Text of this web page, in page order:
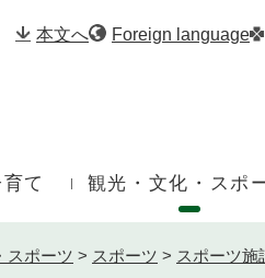
本文へ Foreign language
て 観光・文化・スポ
スポーツ > スポーツ > スポーツ施